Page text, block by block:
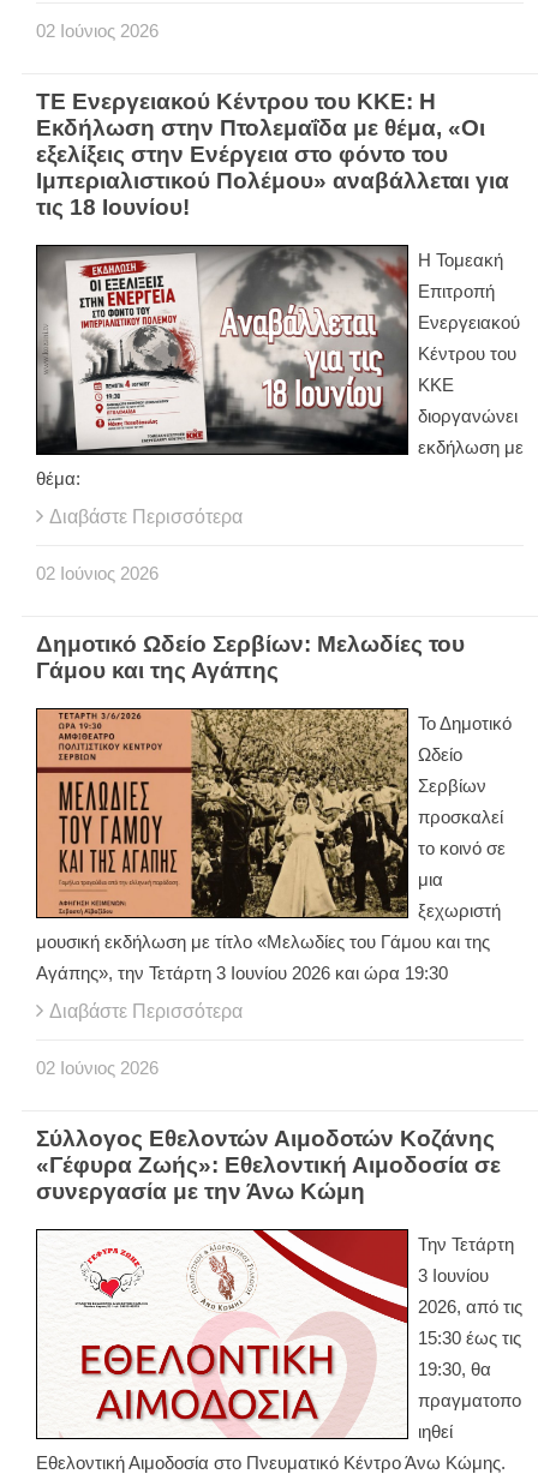
02 Ιούνιος 2026
ΤΕ Ενεργειακού Κέντρου του ΚΚΕ: Η
Εκδήλωση στην Πτολεμαΐδα με θέμα, «Οι
εξελίξεις στην Ενέργεια στο φόντο του
Ιμπεριαλιστικού Πολέμου» αναβάλλεται για
τις 18 Ιουνίου!
Η Τομεακή
Επιτροπή
Ενεργειακού
Κέντρου του
ΚΚΕ
διοργανώνει
εκδήλωση με
θέμα:
Διαβάστε Περισσότερα
02 Ιούνιος 2026
Δημοτικό Ωδείο Σερβίων: Μελωδίες του
Γάμου και της Αγάπης
Το Δημοτικό
Ωδείο
Σερβίων
προσκαλεί
το κοινό σε
μια
ξεχωριστή
μουσική εκδήλωση με τίτλο «Μελωδίες του Γάμου και της
Αγάπης», την Τετάρτη 3 Ιουνίου 2026 και ώρα 19:30
Διαβάστε Περισσότερα
02 Ιούνιος 2026
Σύλλογος Εθελοντών Αιμοδοτών Κοζάνης
«Γέφυρα Ζωής»: Εθελοντική Αιμοδοσία σε
συνεργασία με την Άνω Κώμη
Την Τετάρτη
3 Ιουνίου
2026, από τις
15:30 έως τις
19:30, θα
πραγματοπο
ιηθεί
Εθελοντική Αιμοδοσία στο Πνευματικό Κέντρο Άνω Κώμης.